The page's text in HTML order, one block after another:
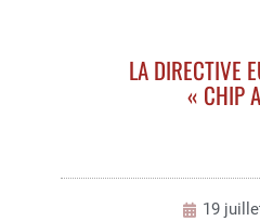
LA DIRECTIVE
« CHIP
19